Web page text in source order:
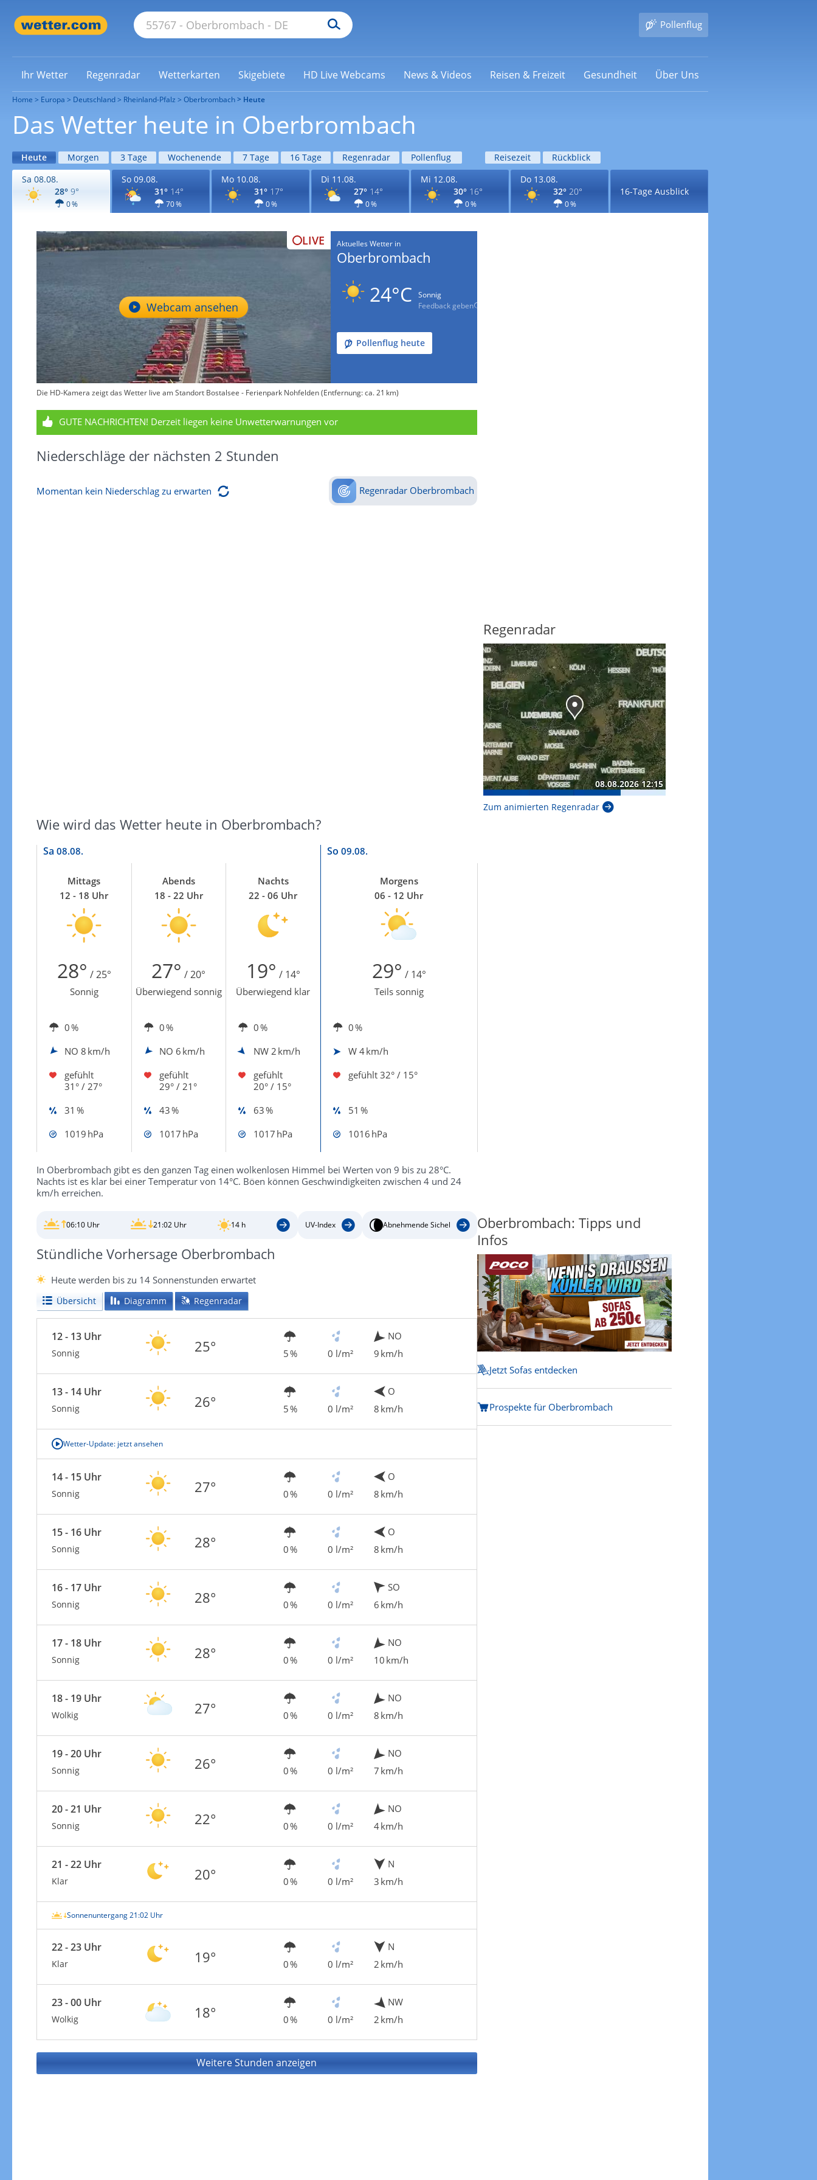
Pollenflug
Ihr Wetter Regenradar Wetterkarten Skigebiete HD Live Webcams News & Videos Reisen & Freizeit Gesundheit Über Uns
Home Europa Deutschland Rheinland-Pfalz Oberbrombach Heute
Das Wetter heute in Oberbrombach
Heute Morgen 3 Tage Wochenende 7 Tage 16 Tage Regenradar Pollenflug Reisezeit
Rückblick
Sa 08.08.
28° 9°
0 %
So 09.08.
31° 14°
70 %
Mo 10.08.
31° 17°
0 %
Di 11.08.
27° 14°
0 %
Mi 12.08.
30° 16°
0 %
Do 13.08.
32° 20°
0 %
16-Tage Ausblick
LIVE
Webcam ansehen
Aktuelles Wetter in
Oberbrombach
24°C
Sonnig
Feedback geben
Pollenflug heute
Die HD-Kamera zeigt das Wetter live am Standort Bostalsee - Ferienpark Nohfelden (Entfernung: ca. 21 km)
GUTE NACHRICHTEN! Derzeit liegen keine Unwetterwarnungen vor
Niederschläge der nächsten 2 Stunden
Momentan kein Niederschlag zu erwarten Regenradar Oberbrombach
Wie wird das Wetter heute in Oberbrombach?
Sa 08.08. So 09.08.
Mittags
12 - 18 Uhr
Abends
18 - 22 Uhr
Nachts
22 - 06 Uhr
Morgens
06 - 12 Uhr
28° / 25° 27° / 20° 19° / 14° 29° / 14°
Sonnig Überwiegend sonnig Überwiegend klar Teils sonnig
0 % 0 % 0 %
0 %
NO 8 km/h NO 6 km/h NW 2 km/h W 4 km/h
gefühlt
31° / 27°
gefühlt
29° / 21°
gefühlt
20° / 15°
gefühlt 32° / 15°
31 % 43 % 63 %
51 %
1019 hPa
1017 hPa 1017 hPa 1016 hPa
In Oberbrombach gibt es den ganzen Tag einen wolkenlosen Himmel bei Werten von 9 bis zu 28°C.
Nachts ist es klar bei einer Temperatur von 14°C. Böen können Geschwindigkeiten zwischen 4 und 24
km/h erreichen.
06:10 Uhr 21:02 Uhr 14 h UV-Index Abnehmende Sichel
Stündliche Vorhersage Oberbrombach
Heute werden bis zu 14 Sonnenstunden erwartet
Übersicht Diagramm Regenradar
12 - 13 Uhr
Sonnig 25° 5 % 0 l/m²
NO
9 km/h
13 - 14 Uhr
Sonnig 26° 5 % 0 l/m²
O
8 km/h
Wetter-Update: jetzt ansehen
14 - 15 Uhr
Sonnig 27° 0 % 0 l/m²
O
8 km/h
15 - 16 Uhr
Sonnig 28° 0 % 0 l/m²
O
8 km/h
16 - 17 Uhr
Sonnig 28° 0 % 0 l/m²
SO
6 km/h
17 - 18 Uhr
Sonnig 28° 0 % 0 l/m²
NO
10 km/h
18 - 19 Uhr
Wolkig 27° 0 % 0 l/m²
NO
8 km/h
19 - 20 Uhr
Sonnig 26° 0 % 0 l/m²
NO
7 km/h
20 - 21 Uhr
Sonnig 22° 0 % 0 l/m²
NO
4 km/h
21 - 22 Uhr
Klar 20° 0 % 0 l/m²
N
3 km/h
Sonnenuntergang 21:02 Uhr
22 - 23 Uhr
Klar 19° 0 % 0 l/m²
N
2 km/h
23 - 00 Uhr
Wolkig 18° 0 % 0 l/m²
NW
2 km/h
Weitere Stunden anzeigen
Regenradar
Zum animierten Regenradar
Oberbrombach: Tipps und
Infos
Jetzt Sofas entdecken
Prospekte für Oberbrombach